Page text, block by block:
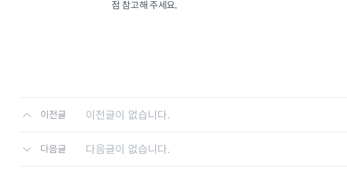
점 참고해 주세요.
이전글 이전글이 없습니다.
다음글 다음글이 없습니다.